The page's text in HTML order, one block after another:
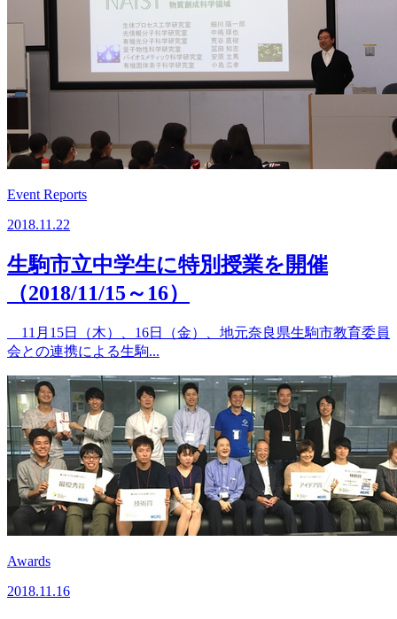
Event Reports
2018.11.22
生駒市立中学生に特別授業を開催
（2018/11/15～16）
11月15日（木）、16日（金）、地元奈良県生駒市教育委員
会との連携による生駒...
Awards
2018.11.16